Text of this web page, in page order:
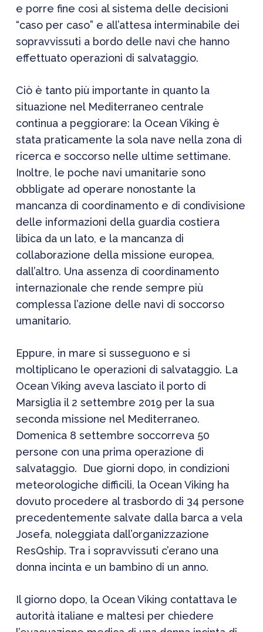
e porre fine così al sistema delle decisioni
“caso per caso” e all’attesa interminabile dei
sopravvissuti a bordo delle navi che hanno
effettuato operazioni di salvataggio.
Ciò è tanto più importante in quanto la
situazione nel Mediterraneo centrale
continua a peggiorare: la Ocean Viking è
stata praticamente la sola nave nella zona di
ricerca e soccorso nelle ultime settimane.
Inoltre, le poche navi umanitarie sono
obbligate ad operare nonostante la
mancanza di coordinamento e di condivisione
delle informazioni della guardia costiera
libica da un lato, e la mancanza di
collaborazione della missione europea,
dall’altro. Una assenza di coordinamento
internazionale che rende sempre più
complessa l’azione delle navi di soccorso
umanitario.
Eppure, in mare si susseguono e si
moltiplicano le operazioni di salvataggio. La
Ocean Viking aveva lasciato il porto di
Marsiglia il 2 settembre 2019 per la sua
seconda missione nel Mediterraneo.
Domenica 8 settembre soccorreva 50
persone con una prima operazione di
salvataggio. Due giorni dopo, in condizioni
meteorologiche difficili, la Ocean Viking ha
dovuto procedere al trasbordo di 34 persone
precedentemente salvate dalla barca a vela
Josefa, noleggiata dall’organizzazione
ResQship. Tra i sopravvissuti c’erano una
donna incinta e un bambino di un anno.
Il giorno dopo, la Ocean Viking contattava le
autorità italiane e maltesi per chiedere